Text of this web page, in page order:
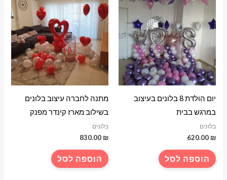
יום הולדת 8 בלונים בעיצוב
במרגש בבית
בלונים
620.00 ₪
הוספה לסל
מתנה לחברה עיצוב בלונים
בשילוב מארז קינדר מפנק
בלונים
830.00 ₪
הוספה לסל